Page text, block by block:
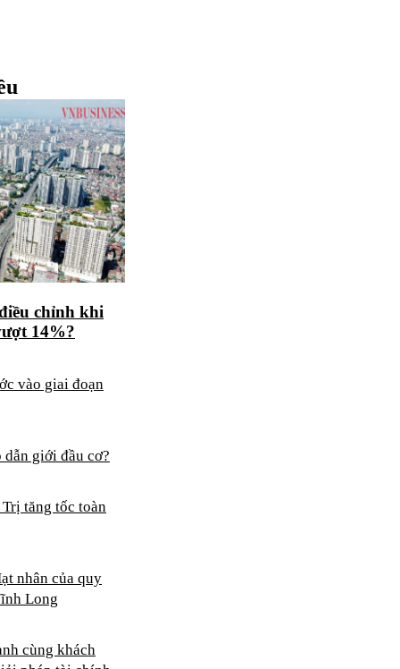
chỉnh khi
14%?
vào giai đoạn
dẫn giới đầu cơ?
tăng tốc toàn
nhân của quy
Long
cùng khách